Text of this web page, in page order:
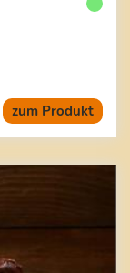
zum Produkt